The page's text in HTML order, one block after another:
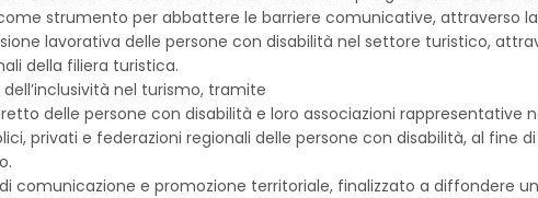
strumento per abbattere le barriere comunicative, attraverso la
lavorativa delle persone con disabilità nel settore turistico,
della filiera turistica.
nel turismo, tramite
delle persone con disabilità e loro associazioni
privati e federazioni regionali delle persone con disabilità, al fine
comunicazione e promozione territoriale, finalizzato a diffondere